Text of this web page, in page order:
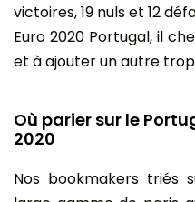
victoires, 19 nuls et 12
Euro 2020 Portugal, il
et à ajouter un autre
Où parier sur le
2020
Nos bookmakers triés